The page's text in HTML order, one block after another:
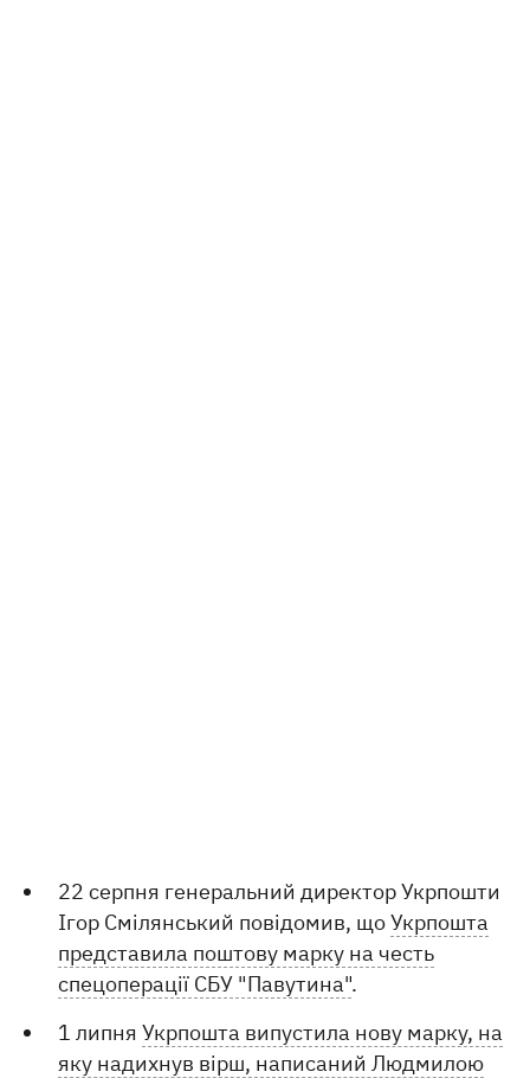
22 серпня генеральний директор Укрпошти
Ігор Смілянський повідомив, щоУкрпошта
представила поштову марку на честь
спецоперації СБУ "Павутина".
1 липняУкрпошта випустила нову марку, на
яку надихнув вірш, написаний Людмилою